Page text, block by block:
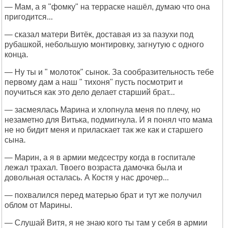
— Мам, а я "фомку" на терраске нашёл, думаю что она
пригодится...
— сказал матери Витёк, доставая из за пазухи под
рубашкой, небольшую монтировку, загнутую с одного
конца.
— Ну ты и " молоток" сынок. За сообразительность тебе
первому дам а наш " тихоня" пусть посмотрит и
поучиться как это дело делает старший брат...
— засмеялась Марина и хлопнула меня по плечу, но
незаметно для Витька, подмигнула. И я понял что мама
не но бидит меня и приласкает так же как и старшего
сына.
— Марин, а я в армии медсестру когда в госпитале
лежал трахал. Твоего возраста дамочка была и
довольная осталась. А Костя у нас дрочер...
— похвалился перед матерью брат и тут же получил
облом от Марины.
— Слушай Витя, я не знаю кого ты там у себя в армии